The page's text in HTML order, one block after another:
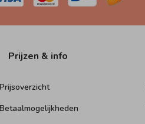
Prijzen & info
Prijsoverzicht
Betaalmogelijkheden